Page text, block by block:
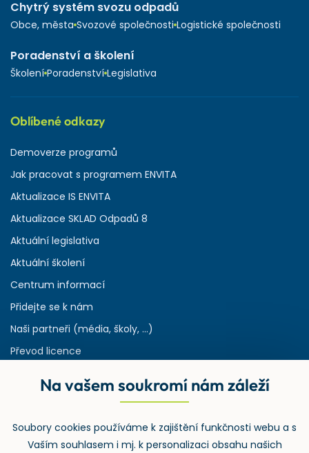
Chytrý systém svozu odpadů
Obce, města Svozové společnosti Logistické společnosti
Poradenství a školení
Školení Poradenství Legislativa
Oblíbené odkazy
Demoverze programů
Jak pracovat s programem ENVITA
Aktualizace IS ENVITA
Aktualizace SKLAD Odpadů 8
Aktuální legislativa
Aktuální školení
Centrum informací
Přidejte se k nám
Naši partneři (média, školy, ...)
Převod licence
Rejstřík používaných zkratek v odpadech
Zpětný odběr
Na vašem soukromí nám záleží
Soubory cookies používáme k zajištění funkčnosti webu a s
Vaším souhlasem i mj. k personalizaci obsahu našich